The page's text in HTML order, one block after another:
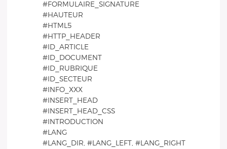
#FORMULAIRE_SIGNATURE
#HAUTEUR
#HTML5
#HTTP_HEADER
#ID_ARTICLE
#ID_DOCUMENT
#ID_RUBRIQUE
#ID_SECTEUR
#INFO_XXX
#INSERT_HEAD
#INSERT_HEAD_CSS
#INTRODUCTION
#LANG
#LANG_DIR, #LANG_LEFT, #LANG_RIGHT